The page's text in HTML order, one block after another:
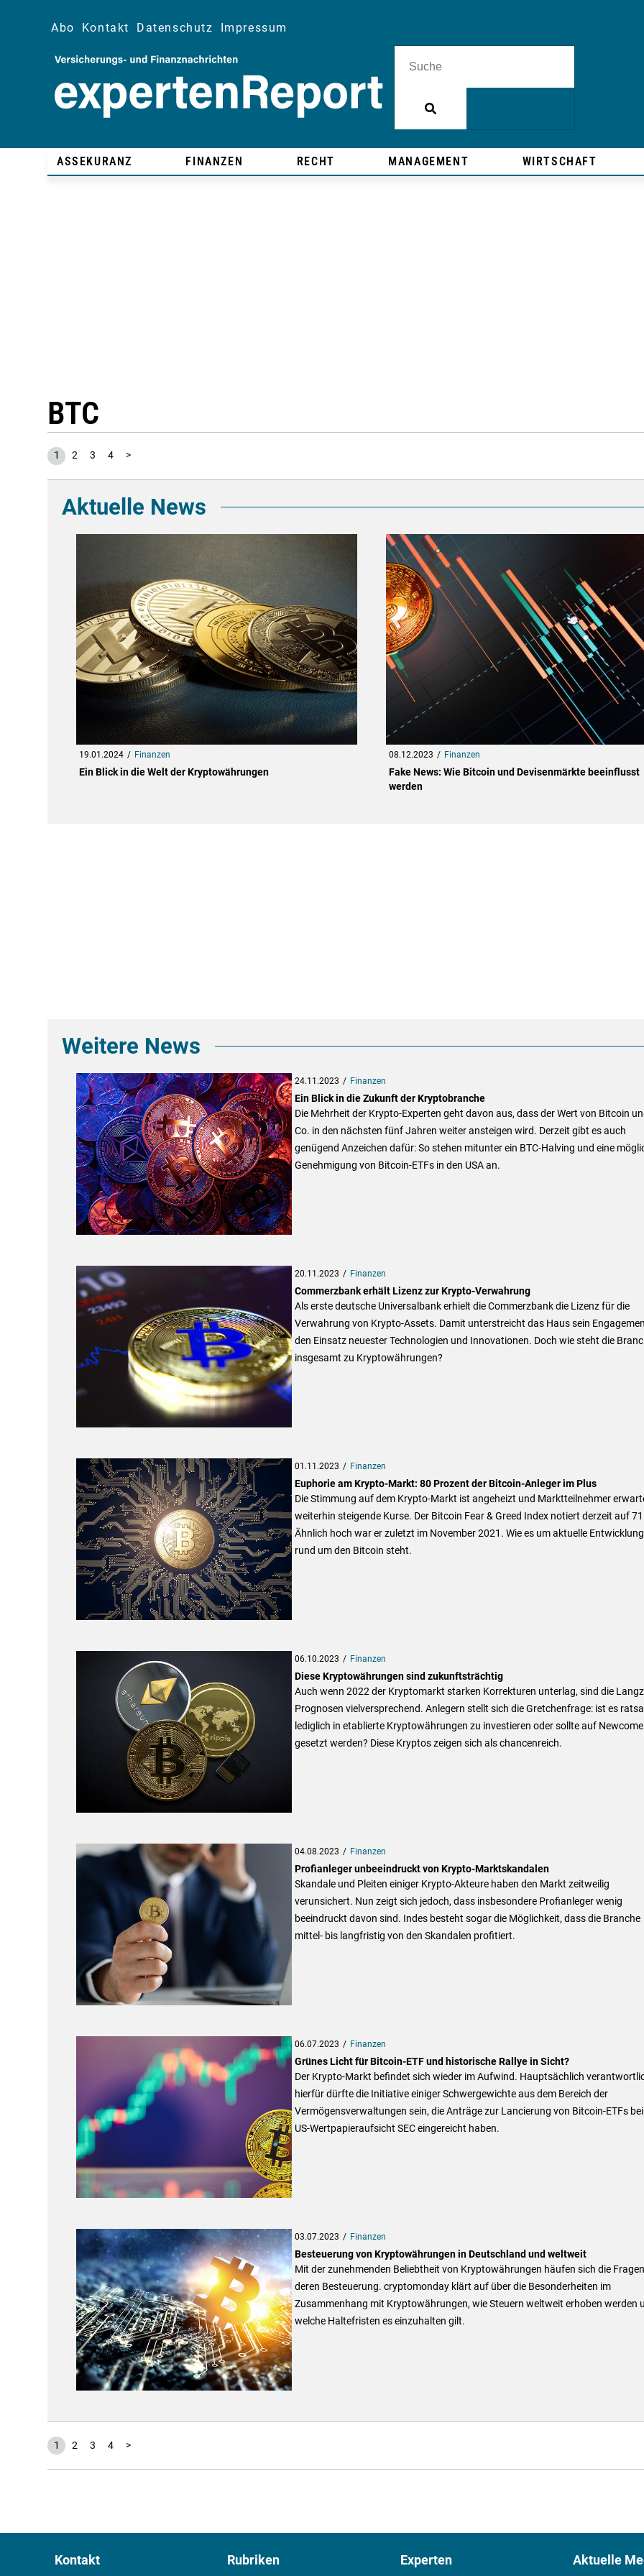
Abo Kontakt Datenschutz Impressum
ASSEKURANZ FINANZEN RECHT MANAGEMENT WIRTSCHAFT
BTC
1 2 3 4 >
Aktuelle News
19.01.2024 Finanzen
Ein Blick in die Welt der Kryptowährungen
08.12.2023 Finanzen
Fake News: Wie Bitcoin und Devisenmärkte beeinflusst
werden
Weitere News
24.11.2023 Finanzen
Ein Blick in die Zukunft der Kryptobranche
Die Mehrheit der Krypto-Experten geht davon aus, dass der Wert von Bitcoin
Co. in den nächsten fünf Jahren weiter ansteigen wird. Derzeit gibt es auch
genügend Anzeichen dafür: So stehen mitunter ein BTC-Halving und eine
Genehmigung von Bitcoin-ETFs in den USA an.
20.11.2023 Finanzen
Commerzbank erhält Lizenz zur Krypto-Verwahrung
Als erste deutsche Universalbank erhielt die Commerzbank die Lizenz für die
Verwahrung von Krypto-Assets. Damit unterstreicht das Haus sein
den Einsatz neuester Technologien und Innovationen. Doch wie steht die
insgesamt zu Kryptowährungen?
01.11.2023 Finanzen
Euphorie am Krypto-Markt: 80 Prozent der Bitcoin-Anleger im Plus
Die Stimmung auf dem Krypto-Markt ist angeheizt und Marktteilnehmer
weiterhin steigende Kurse. Der Bitcoin Fear & Greed Index notiert derzeit auf
Ähnlich hoch war er zuletzt im November 2021. Wie es um aktuelle
rund um den Bitcoin steht.
06.10.2023 Finanzen
Diese Kryptowährungen sind zukunftsträchtig
Auch wenn 2022 der Kryptomarkt starken Korrekturen unterlag, sind die
Prognosen vielversprechend. Anlegern stellt sich die Gretchenfrage: ist es
lediglich in etablierte Kryptowährungen zu investieren oder sollte auf
gesetzt werden? Diese Kryptos zeigen sich als chancenreich.
04.08.2023 Finanzen
Profianleger unbeeindruckt von Krypto-Marktskandalen
Skandale und Pleiten einiger Krypto-Akteure haben den Markt zeitweilig
verunsichert. Nun zeigt sich jedoch, dass insbesondere Profianleger wenig
beeindruckt davon sind. Indes besteht sogar die Möglichkeit, dass die Branche
mittel- bis langfristig von den Skandalen profitiert.
06.07.2023 Finanzen
Grünes Licht für Bitcoin-ETF und historische Rallye in Sicht?
Der Krypto-Markt befindet sich wieder im Aufwind. Hauptsächlich
hierfür dürfte die Initiative einiger Schwergewichte aus dem Bereich der
Vermögensverwaltungen sein, die Anträge zur Lancierung von Bitcoin-ETFs
US-Wertpapieraufsicht SEC eingereicht haben.
03.07.2023 Finanzen
Besteuerung von Kryptowährungen in Deutschland und weltweit
Mit der zunehmenden Beliebtheit von Kryptowährungen häufen sich die
deren Besteuerung. cryptomonday klärt auf über die Besonderheiten im
Zusammenhang mit Kryptowährungen, wie Steuern weltweit erhoben werden
welche Haltefristen es einzuhalten gilt.
1 2 3 4 >
Kontakt Rubriken Experten Aktuelle